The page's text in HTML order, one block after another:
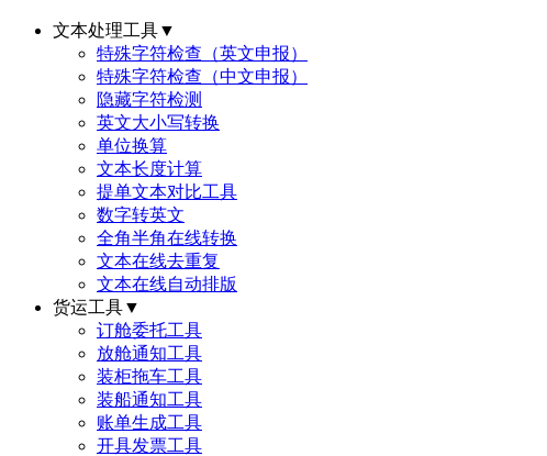
文本处理工具▼
特殊字符检查（英文申报）
特殊字符检查（中文申报）
隐藏字符检测
英文大小写转换
单位换算
文本长度计算
提单文本对比工具
数字转英文
全角半角在线转换
文本在线去重复
文本在线自动排版
货运工具▼
订舱委托工具
放舱通知工具
装柜拖车工具
装船通知工具
账单生成工具
开具发票工具